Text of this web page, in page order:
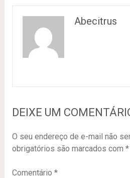
Abecitrus
DEIXE UM
O seu endereço de e-mail não
obrigatórios são marcados com *
Comentário *